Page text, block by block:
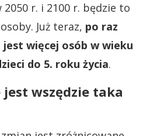
2050 r. i 2100 r. będzie to
Już teraz, po raz
więcej osób w wieku
do 5. roku życia.
wszędzie taka